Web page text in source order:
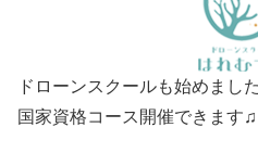
ドローンスクールも始めました
国家資格コース開催できます♫